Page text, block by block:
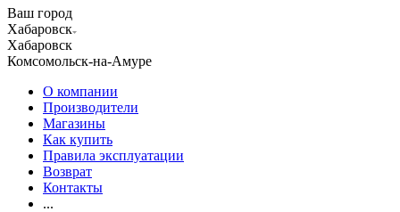
Ваш город
Хабаровск
Хабаровск
Комсомольск-на-Амуре
О компании
Производители
Магазины
Как купить
Правила эксплуатации
Возврат
Контакты
...